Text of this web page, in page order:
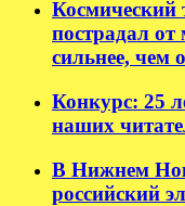
Космический
пострадал от
сильнее, чем
Конкурс: 25
наших
В Нижнем
российский